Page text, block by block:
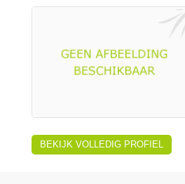
BEKIJK VOLLEDIG PROFIEL